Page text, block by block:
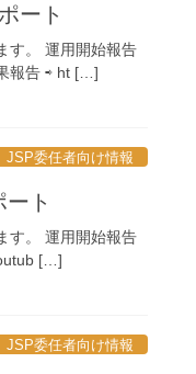
ート
す。 運用開始報告
報告 ⇨ ht […]
JSP委任者向け情報
ト
す。 運用開始報告
[…]
JSP委任者向け情報